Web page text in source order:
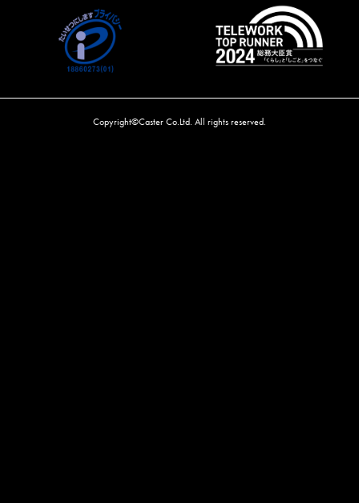
Copyright©Caster Co.Ltd. All rights reserved.